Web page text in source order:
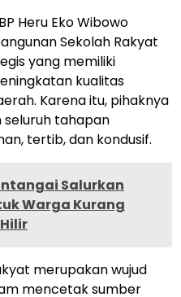
Heru Eko Wibowo
Sekolah Rakyat
yang memiliki
kualitas
Karena itu, pihaknya
tahapan
tertib, dan kondusif.
Salurkan
Warga Kurang
merupakan wujud
mencetak sumber